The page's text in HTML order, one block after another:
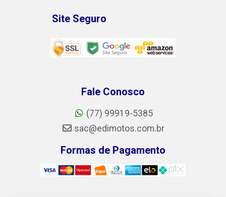
Site Seguro
Fale Conosco
(77) 99919-5385
sac@edimotos.com.br
Formas de Pagamento